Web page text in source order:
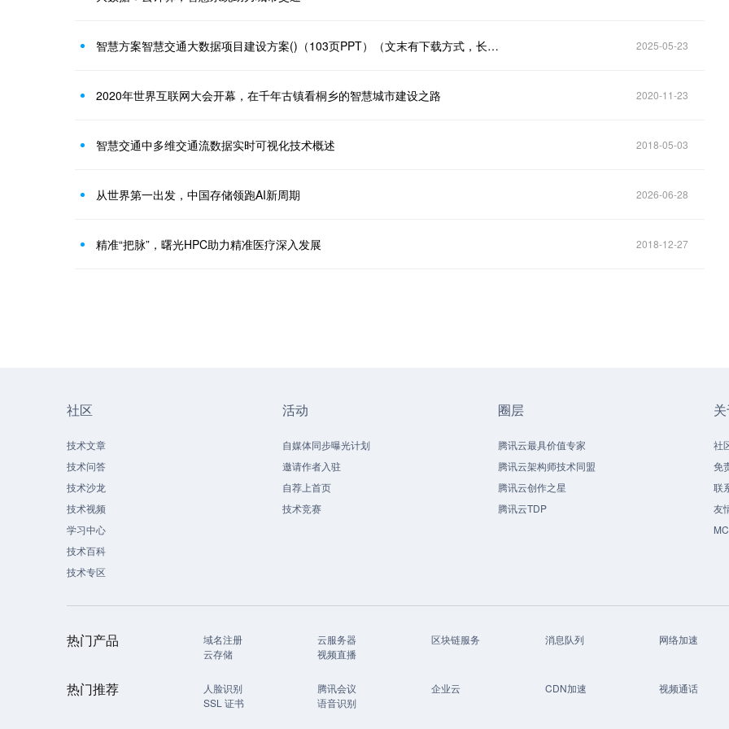
智慧方案智慧交通大数据项目建设方案()（103页PPT）（文末有下载方式，长期有效） 2025-05-23
2020年世界互联网大会开幕，在千年古镇看桐乡的智慧城市建设之路 2020-11-23
智慧交通中多维交通流数据实时可视化技术概述 2018-05-03
从世界第一出发，中国存储领跑AI新周期 2026-06-28
精准“把脉”，曙光HPC助力精准医疗深入发展 2018-12-27
社区
技术文章
技术问答
技术沙龙
技术视频
学习中心
技术百科
技术专区
活动
自媒体同步曝光计划
邀请作者入驻
自荐上首页
技术竞赛
圈层
腾讯云最具价值专家
腾讯云架构师技术同盟
腾讯云创作之星
腾讯云TDP
社
免
联
友
热门产品 域名注册 云服务器 区块链服务 消息队列
网络加速
云存储
视频直播
热门推荐 人脸识别 腾讯会议 企业云 CDN加速
视频通话
SSL 证书
语音识别